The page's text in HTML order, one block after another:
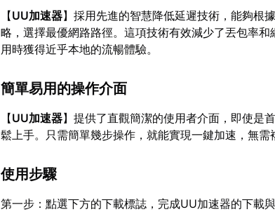
【UU加速器】採用先進的智慧降低延遲技術，能夠根
略，選擇最優網路路徑。這項技術有效減少了丟包率
用時獲得近乎本地的流暢體驗。
簡單易用的操作介面
【UU加速器】提供了直觀簡潔的使用者介面，即使是
鬆上手。只需簡單幾步操作，就能實現一鍵加速，無需
使用步驟
第一步：點選下方的下載標誌，完成UU加速器的下載與